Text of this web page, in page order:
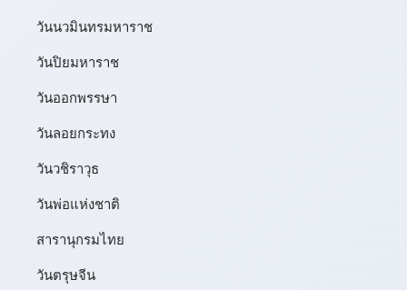
วันนวมินทรมหาราช
วันปิยมหาราช
วันออกพรรษา
วันลอยกระทง
วันวชิราวุธ
วันพ่อแห่งชาติ
สารานุกรมไทย
วันตรุษจีน